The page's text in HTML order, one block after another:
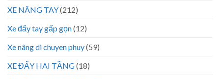
XE NÂNG TAY(212)
Xe đẩy tay gấp gọn(12)
Xe nâng di chuyen phuy(59)
XE ĐẨY HAI TẦNG(18)